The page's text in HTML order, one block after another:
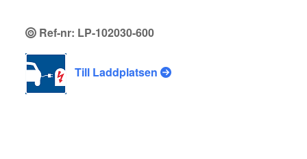
Ref-nr: LP-102030-600
Till Laddplatsen